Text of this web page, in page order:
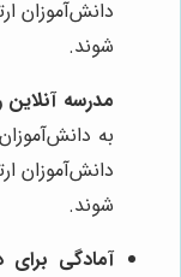
دانش‌آموزان
شوند.
مدرسه آنلاین
به
دانش‌آموزان
شوند.
آمادگی برای